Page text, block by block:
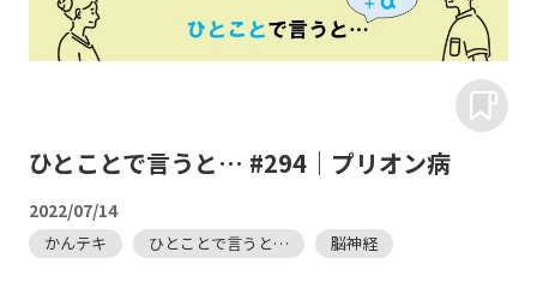
ひとことで言うと… #294｜プリオン病
2022/07/14
かんテキ ひとことで言うと… 脳神経